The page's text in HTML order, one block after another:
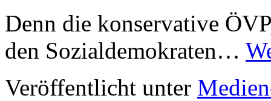
Denn die konservative
den Sozialdemokraten…
Veröffentlicht unter